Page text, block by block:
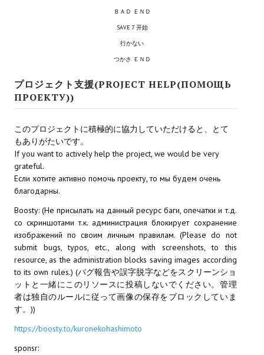
Sea Dogs - City of Abandoned Ships Remaster Fan Edition
Новости Архив
МОДЫ ДЛЯ ИГР
Патчи
Mass Effect 2
Mass Effect 3
Divinity Original Sin Enhanced Edition
Dragon Age: Origins
Dragon Age 2
Dragon Age: Inquisition
ＢＡＤ ＥＮＤ
SAVE７开始
行かない
つかさ ＥＮＤ
プロジェクト支援(PROJECT HELP(ПОМОЩЬ
ПРОЕКТУ))
このプロジェクトに積極的に協力していただけると、とて
もありがたいです。
If you want to actively help the project, we would be very
grateful.
Если хотите активно помочь проекту, то мы будем очень
благодарны.
Boosty: (Не присылать на данный ресурс баги, опечатки и т.д.
со скриншотами т.к. администрация блокирует сохранение
изображений по своим личным правилам. (Please do not
submit bugs, typos, etc., along with screenshots, to this
resource, as the administration blocks saving images according
to its own rules.) (バグ報告や誤字脱字などをスクリーンショ
ットと一緒にこのリソースに投稿しないでください。管理
者は独自のルールに従って画像の保存をブロックしていま
す。))
https://boosty.to/kuronekohashimoto
sponsr: